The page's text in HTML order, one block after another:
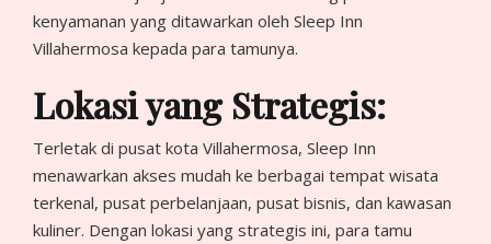
kenyamanan yang ditawarkan oleh Sleep Inn
Villahermosa kepada para tamunya.
Lokasi yang Strategis:
Terletak di pusat kota Villahermosa, Sleep Inn
menawarkan akses mudah ke berbagai tempat wisata
terkenal, pusat perbelanjaan, pusat bisnis, dan kawasan
kuliner. Dengan lokasi yang strategis ini, para tamu